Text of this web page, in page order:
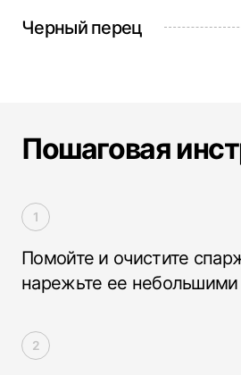
Черный перец
Пошаговая
Помойте и очистите
нарежьте ее небольшими